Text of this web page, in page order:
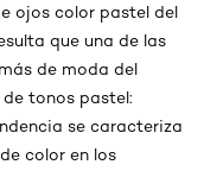
ojos color pastel del
que una de las
de moda del
tonos pastel:
se caracteriza
color en los